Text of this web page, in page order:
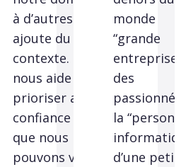
à d’autres
ajoute du
contexte. Cela
nous aide à
prioriser avec
confiance parce
que nous
pouvons voir ce
monde
“grande
entreprise”
des
passionnés
la
d’une